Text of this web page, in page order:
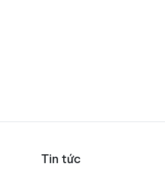
Tin tức